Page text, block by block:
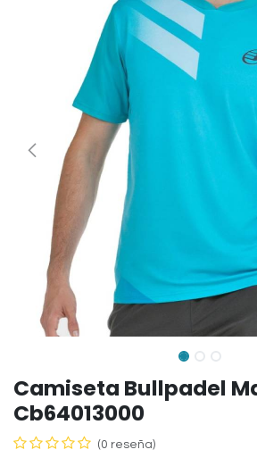
Camiseta Bullpadel
Cb64013000
(0 reseña)